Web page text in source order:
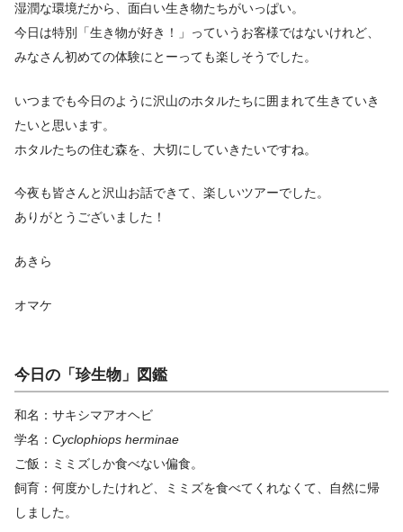
湿潤な環境だから、面白い生き物たちがいっぱい。
今日は特別「生き物が好き！」っていうお客様ではないけれど、
みなさん初めての体験にとーっても楽しそうでした。
いつまでも今日のように沢山のホタルたちに囲まれて生きていき
たいと思います。
ホタルたちの住む森を、大切にしていきたいですね。
今夜も皆さんと沢山お話できて、楽しいツアーでした。
ありがとうございました！
あきら
オマケ
今日の「珍生物」図鑑
和名：サキシマアオヘビ
学名： Cyclophiops herminae
ご飯：ミミズしか食べない偏食。
飼育：何度かしたけれど、ミミズを食べてくれなくて、自然に帰
しました。